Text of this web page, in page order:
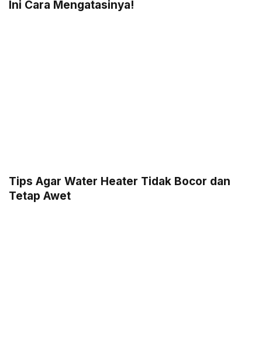
Ini Cara Mengatasinya!
Tips Agar Water Heater Tidak Bocor dan
Tetap Awet